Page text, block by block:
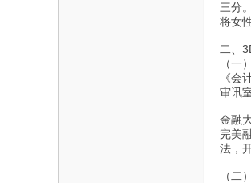
三分
将女
二、
（一
《会
审讯
金融
完美
法，
（二